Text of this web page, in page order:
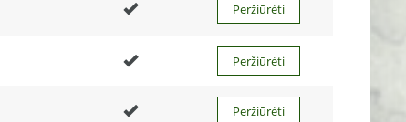
Peržiūrėti
Peržiūrėti
Peržiūrėti